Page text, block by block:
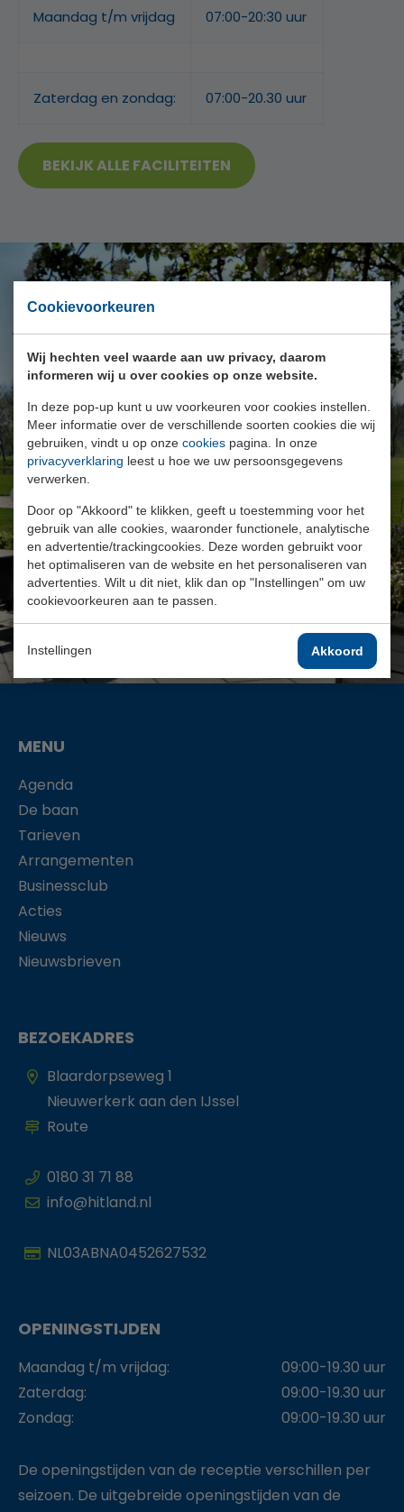
Cookievoorkeuren
Wij hechten veel waarde aan uw privacy, daarom
informeren wij u over cookies op onze website.
In deze pop-up kunt u uw voorkeuren voor cookies instellen.
Meer informatie over de verschillende soorten cookies die wij
gebruiken, vindt u op onze cookies pagina. In onze
privacyverklaring leest u hoe we uw persoonsgegevens
verwerken.
Door op "Akkoord" te klikken, geeft u toestemming voor het
gebruik van alle cookies, waaronder functionele, analytische
en advertentie/trackingcookies. Deze worden gebruikt voor
het optimaliseren van de website en het personaliseren van
advertenties. Wilt u dit niet, klik dan op "Instellingen" om uw
cookievoorkeuren aan te passen.
Instellingen Akkoord
Maandag t/m vrijdag 07:00-20:30 uur
Zaterdag en zondag: 07:00-20.30 uur
BEKIJK ALLE FACILITEITEN
ALLE FACILITEITEN OP ÉÉN
LOCATIE
Golfbaan Hitland is een openbare en complete
golfaccommodatie met diverse faciliteiten.
Hitland.
MEER INFORMATIE
MENU
Agenda
De baan
Tarieven
Arrangementen
Businessclub
Acties
Nieuws
Nieuwsbrieven
BEZOEKADRES
Blaardorpseweg 1
Nieuwerkerk aan den IJssel
Route
0180 31 71 88
info@hitland.nl
NL03ABNA0452627532
OPENINGSTIJDEN
Maandag t/m vrijdag:
09:00-19.30 uur
Zaterdag:
09:00-19.30 uur
Zondag:
09:00-19.30 uur
De openingstijden van de receptie verschillen per
seizoen. De uitgebreide openingstijden van de